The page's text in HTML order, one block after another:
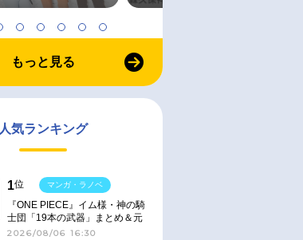
もっと見る
人気ランキング
1位
『ONE PIECE』イム様・神の騎
士団「19本の武器」まとめ＆元
ネタ
2026/08/06 16:30
マンガ・ラノベ